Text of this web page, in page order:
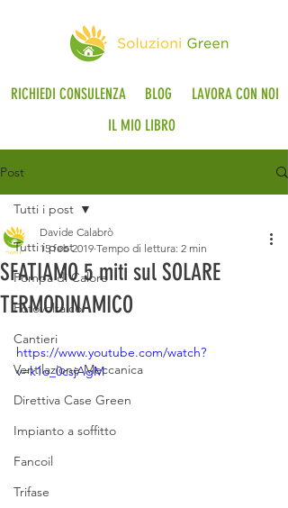
RICHIEDI CONSULENZA BLOG
LAVORA CON NOI
IL MIO LIBRO
Post
Tutti i post
Pompa di Calore
Fotovoltaico
Cantieri
Ventilazione Meccanica
Direttiva Case Green
Impianto a soffitto
Fancoil
Trifase
Tutti i post
SFATIAMO 5 miti sul SOLARE
TERMODINAMICO
Davide Calabrò
15 feb 2019 Tempo di lettura: 2 min
https://www.youtube.com/watch?
v=k1o_0csjAgM